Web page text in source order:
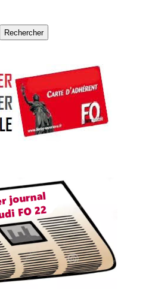
Rechercher